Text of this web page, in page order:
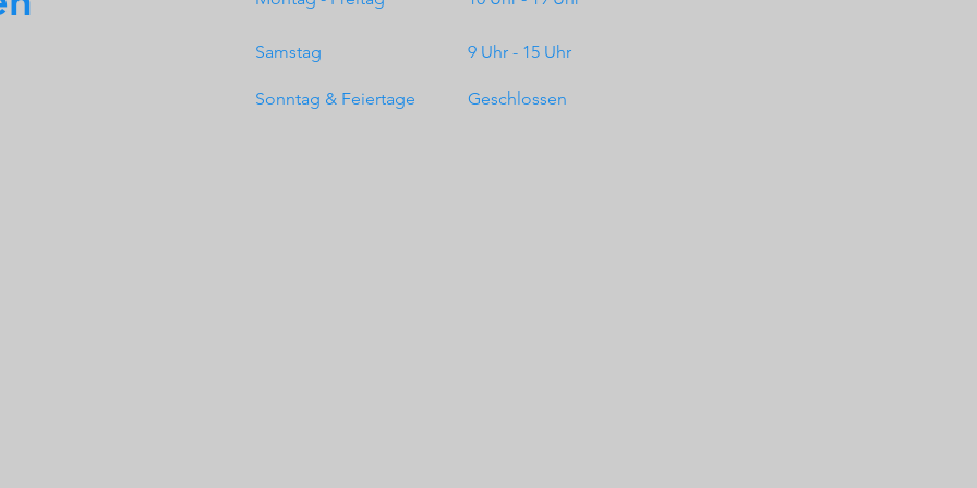
Samstag
Sonntag & Feiertage
9 Uhr - 15 Uhr
Geschlossen